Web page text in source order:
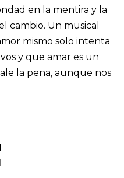
en la mentira y la
cambio. Un musical
mismo solo intenta
y que amar es un
la pena, aunque nos